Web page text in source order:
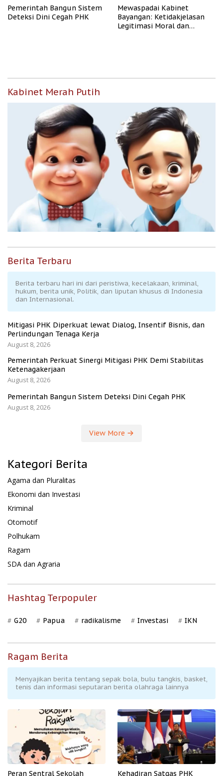
Pemerintah Bangun Sistem
Deteksi Dini Cegah PHK
Mewaspadai Kabinet
Bayangan: Ketidakjelasan
Legitimasi Moral dan
Kabinet Merah Putih
Berita Terbaru
Berita terbaru hari ini dari peristiwa, kecelakaan, kriminal,
hukum, berita unik, Politik, dan liputan khusus di Indonesia
dan Internasional.
Mitigasi PHK Diperkuat lewat Dialog, Insentif Bisnis, dan
Perlindungan Tenaga Kerja
August 8, 2026
Pemerintah Perkuat Sinergi Mitigasi PHK Demi Stabilitas
Ketenagakerjaan
August 8, 2026
Pemerintah Bangun Sistem Deteksi Dini Cegah PHK
August 8, 2026
View More
Kategori Berita
Agama dan Pluralitas
Ekonomi dan Investasi
Kriminal
Otomotif
Polhukam
Ragam
SDA dan Agraria
Hashtag Terpopuler
G20 Papua radikalisme Investasi IKN
Ragam Berita
Menyajikan berita tentang sepak bola, bulu tangkis, basket,
tenis dan informasi seputaran berita olahraga lainnya
Peran Sentral Sekolah Kehadiran Satgas PHK